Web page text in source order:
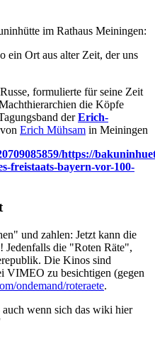
im Rathaus Meiningen:
ein Ort aus alter Zeit, der uns
formulierte für seine Zeit
die Köpfe
derErich-
Erich Mühsam in Meiningen
https://
freistaats-bayern-vor-100-
und zahlen: Jetzt kann die
die "Roten Räte",
Die Kinos sind
VIMEO zu besichtigen (gegen
ondemand/roteraete.
auch wenn sich das wiki hier